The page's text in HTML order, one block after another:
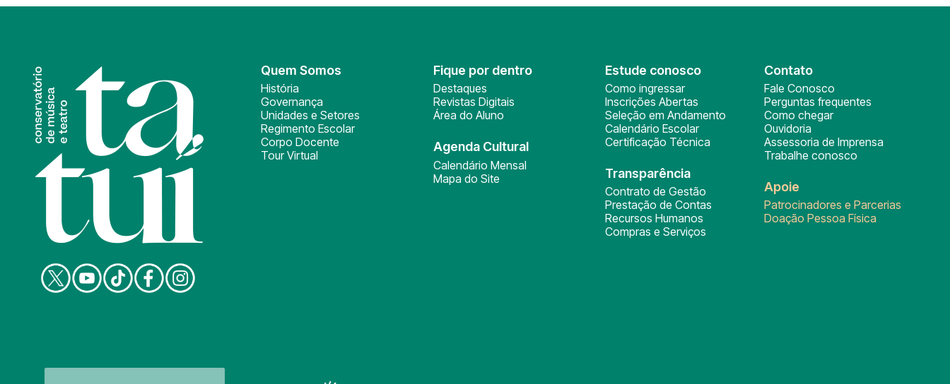
Quem Somos
História
Governança
Unidades e Setores
Regimento Escolar
Corpo Docente
Tour Virtual
Fique por dentro
Destaques
Revistas Digitais
Área do Aluno
Agenda Cultural
Calendário Mensal
Mapa do Site
Estude conosco
Como ingressar
Inscrições Abertas
Seleção em Andamento
Calendário Escolar
Certificação Técnica
Transparência
Contrato de Gestão
Prestação de Contas
Recursos Humanos
Compras e Serviços
Contato
Fale Conosco
Perguntas frequentes
Como chegar
Ouvidoria
Assessoria de Imprensa
Trabalhe conosco
Apoie
Patrocinadores e Parcerias
Doação Pessoa Física